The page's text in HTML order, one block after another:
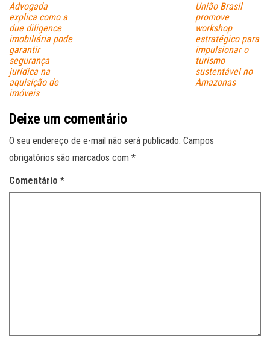
Advogada
explica como a
due diligence
imobiliária pode
garantir
segurança
jurídica na
aquisição de
imóveis
União Brasil
promove
workshop
estratégico para
impulsionar o
turismo
sustentável no
Amazonas
Deixe um comentário
O seu endereço de e-mail não será publicado. Campos
obrigatórios são marcados com *
Comentário *